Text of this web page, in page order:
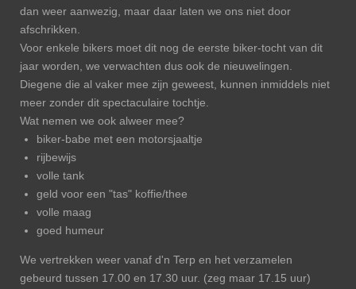
dan weer aanwezig, maar daar laten we ons niet door
afschrikken.
Voor enkele bikers moet dit nog de eerste biker-tocht van dit
jaar worden, we verwachten dus ook de nieuwelingen.
Diegene die al vaker mee zijn geweest, kunnen inmiddels niet
meer zonder dit spectaculaire tochtje.
Wat nemen we ook alweer mee?
biker-babe met een motorsjaaltje
rijbewijs
volle tank
geld voor een "tas" koffie/thee
volle maag
goed humeur
We vertrekken weer vanaf d'n Terp en het verzamelen
gebeurd tussen 17.00 en 17.30 uur. (zeg maar 17.15 uur)